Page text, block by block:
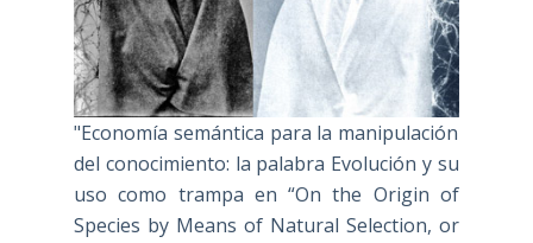
"Economía semántica para la manipulación
del conocimiento: la palabra Evolución y su
uso como trampa en “On the Origin of
Species by Means of Natural Selection, or